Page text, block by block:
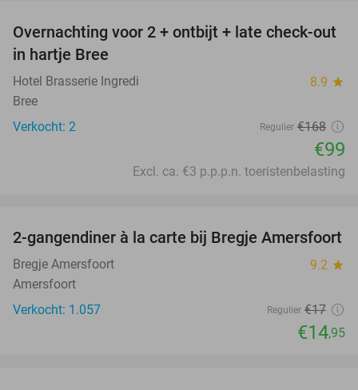
41%
TODAY
Overnachting voor 2 + ontbijt + late check-out
in hartje Bree
Hotel Brasserie Ingredi 8.9 star
Bree
Verkocht: 2
Regulier €168
€99
Excl. ca. €3 p.p.p.n. toeristenbelasting
12%
2-gangendiner à la carte bij Bregje Amersfoort
Bregje Amersfoort 9.2 star
Amersfoort
Verkocht: 1.057
Regulier €17
€14,95